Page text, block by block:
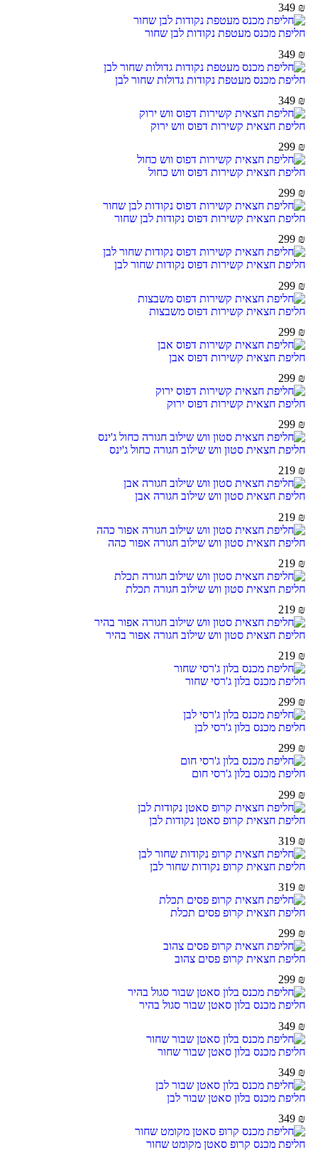
349 ₪
חליפת מכנס מעטפת נקודות לבן שחור
349 ₪
חליפת מכנס מעטפת נקודות גדולות שחור לבן
349 ₪
חליפת חצאית קשירות דפוס ווש ירוק
299 ₪
חליפת חצאית קשירות דפוס ווש כחול
299 ₪
חליפת חצאית קשירות דפוס נקודות לבן שחור
299 ₪
חליפת חצאית קשירות דפוס נקודות שחור לבן
299 ₪
חליפת חצאית קשירות דפוס משבצות
299 ₪
חליפת חצאית קשירות דפוס אבן
299 ₪
חליפת חצאית קשירות דפוס ירוק
299 ₪
חליפת חצאית סטון ווש שילוב חגורה כחול ג'ינס
219 ₪
חליפת חצאית סטון ווש שילוב חגורה אבן
219 ₪
חליפת חצאית סטון ווש שילוב חגורה אפור כהה
219 ₪
חליפת חצאית סטון ווש שילוב חגורה תכלת
219 ₪
חליפת חצאית סטון ווש שילוב חגורה אפור בהיר
219 ₪
חליפת מכנס בלון ג'רסי שחור
299 ₪
חליפת מכנס בלון ג'רסי לבן
299 ₪
חליפת מכנס בלון ג'רסי חום
299 ₪
חליפת חצאית קרופ סאטן נקודות לבן
319 ₪
חליפת חצאית קרופ נקודות שחור לבן
319 ₪
חליפת חצאית קרופ פסים תכלת
299 ₪
חליפת חצאית קרופ פסים צהוב
299 ₪
חליפת מכנס בלון סאטן שבור סגול בהיר
349 ₪
חליפת מכנס בלון סאטן שבור שחור
349 ₪
חליפת מכנס בלון סאטן שבור לבן
349 ₪
חליפת מכנס קרופ סאטן מקומט שחור